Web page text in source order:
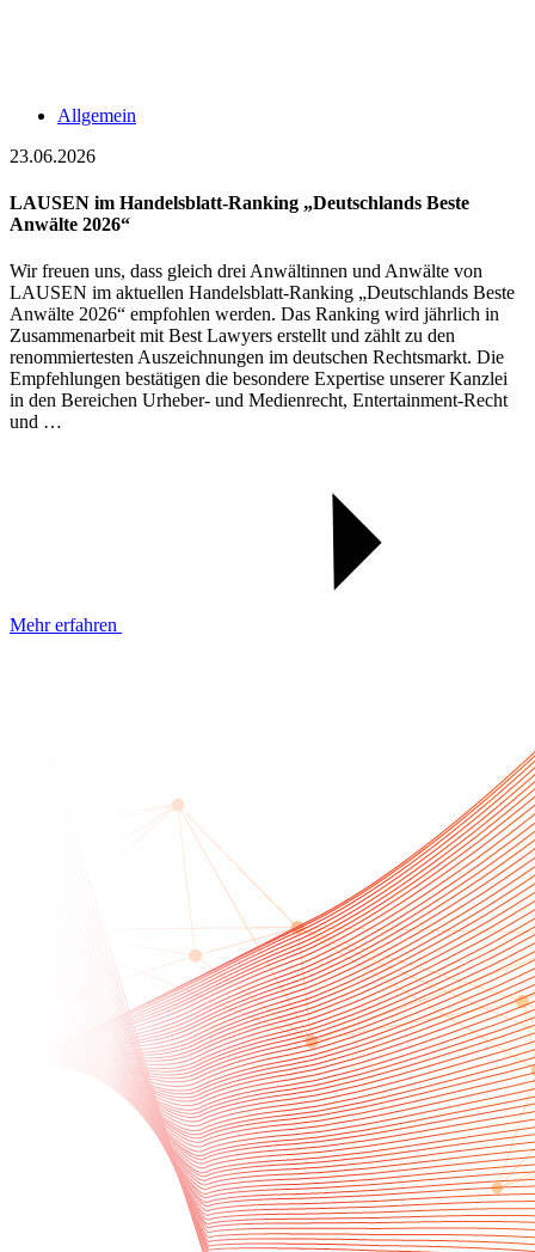
Allgemein
23.06.2026
LAUSEN im Handelsblatt-Ranking „Deutschlands Beste
Anwälte 2026“
Wir freuen uns, dass gleich drei Anwältinnen und Anwälte von
LAUSEN im aktuellen Handelsblatt-Ranking „Deutschlands Beste
Anwälte 2026“ empfohlen werden. Das Ranking wird jährlich in
Zusammenarbeit mit Best Lawyers erstellt und zählt zu den
renommiertesten Auszeichnungen im deutschen Rechtsmarkt. Die
Empfehlungen bestätigen die besondere Expertise unserer Kanzlei
in den Bereichen Urheber- und Medienrecht, Entertainment-Recht
und …
Mehr erfahren